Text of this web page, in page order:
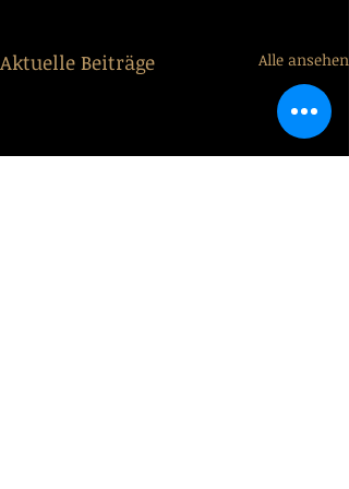
Aktuelle Beiträge Alle ansehen